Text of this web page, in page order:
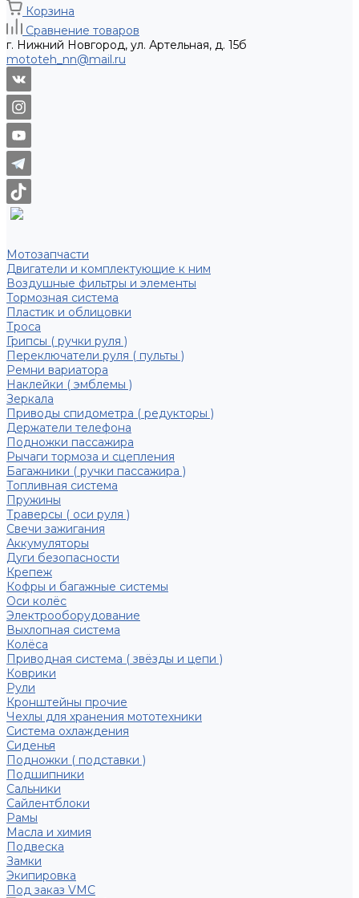
Корзина
Сравнение товаров
г. Нижний Новгород, ул. Артельная, д. 15б
mototeh_nn@mail.ru
Мотозапчасти
Двигатели и комплектующие к ним
Воздушные фильтры и элементы
Тормозная система
Пластик и облицовки
Троса
Грипсы ( ручки руля )
Переключатели руля ( пульты )
Ремни вариатора
Наклейки ( эмблемы )
Зеркала
Приводы спидометра ( редукторы )
Держатели телефона
Подножки пассажира
Рычаги тормоза и сцепления
Багажники ( ручки пассажира )
Топливная система
Пружины
Траверсы ( оси руля )
Свечи зажигания
Аккумуляторы
Дуги безопасности
Крепеж
Кофры и багажные системы
Оси колёс
Электрооборудование
Выхлопная система
Колёса
Приводная система ( звёзды и цепи )
Коврики
Рули
Кронштейны прочие
Чехлы для хранения мототехники
Система охлаждения
Сиденья
Подножки ( подставки )
Подшипники
Сальники
Сайлентблоки
Рамы
Масла и химия
Подвеска
Замки
Экипировка
Под заказ VMC